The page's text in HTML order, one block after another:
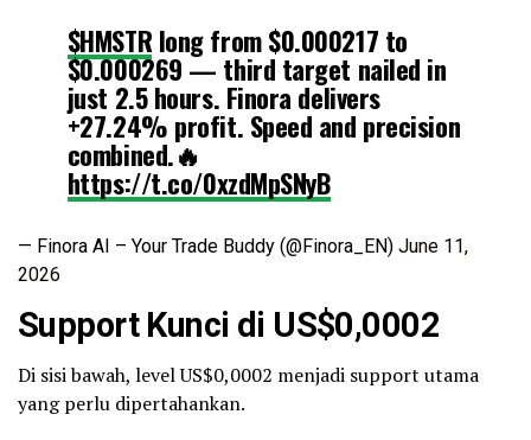
$HMSTR long from $0.000217 to
$0.000269 — third target nailed in
just 2.5 hours. Finora delivers
+27.24% profit. Speed and precision
combined.🔥
https://t.co/0xzdMpSNyB
— Finora AI – Your Trade Buddy (@Finora_EN) June 11,
2026
Support Kunci di US$0,0002
Di sisi bawah, level US$0,0002 menjadi support utama
yang perlu dipertahankan.